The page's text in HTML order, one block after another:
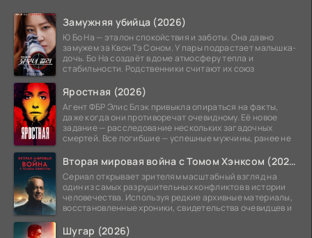
Замужняя убийца (2026)
Ю Бо На — эталон спокойствия и заботы. Она давно
замужем за Квон Тэ Соном. У пары подрастает малышка-
дочь. Бо На создаёт в доме атмосферу тепла и
стабильности. Родственники считают их союз
Яростная (2026)
Агент ФБР Элис Блэк привыкла опираться на факты,
даже когда они противоречат очевидному. Её новое
задание — расследование нескольких загадочных
смертей. Все погибшие — успешные мужчины, ранее не
Вторая мировая война с Томом Хэнксом (2026)
Сериал открывает зрителям масштабный взгляд на
один из самых разрушительных конфликтов в истории
человечества. Используя редкие архивные материалы,
восстановленные хроники, свидетельства очевидцев и
Шугар (2026)